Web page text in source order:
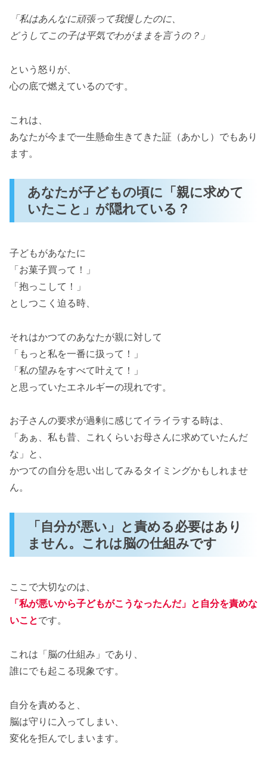
「私はあんなに頑張って我慢したのに、
どうしてこの子は平気でわがままを言うの？」
という怒りが、
心の底で燃えているのです。
これは、
あなたが今まで一生懸命生きてきた証（あかし）でもあり
ます。
あなたが子どもの頃に「親に求めて
いたこと」が隠れている？
子どもがあなたに
「お菓子買って！」
「抱っこして！」
としつこく迫る時、
それはかつてのあなたが親に対して
「もっと私を一番に扱って！」
「私の望みをすべて叶えて！」
と思っていたエネルギーの現れです。
お子さんの要求が過剰に感じてイライラする時は、
「あぁ、私も昔、これくらいお母さんに求めていたんだ
な」と、
かつての自分を思い出してみるタイミングかもしれませ
ん。
「自分が悪い」と責める必要はあり
ません。これは脳の仕組みです
ここで大切なのは、
「私が悪いから子どもがこうなったんだ」と自分を責めな
いことです。
これは「脳の仕組み」であり、
誰にでも起こる現象です。
自分を責めると、
脳は守りに入ってしまい、
変化を拒んでしまいます。